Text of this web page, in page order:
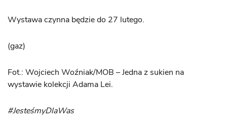
Wystawa czynna będzie do 27 lutego.
(gaz)
Fot.: Wojciech Woźniak/MOB – Jedna z sukien na
wystawie kolekcji Adama Lei.
#JesteśmyDlaWas